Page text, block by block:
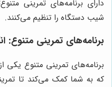
دارای برنامه‌های تمرینی
شیب دستگاه را تنظیم می‌کنند.
برنامه‌های تمرینی متنوع:
برنامه‌های تمرینی متنوع
که به شما کمک می‌کند تا